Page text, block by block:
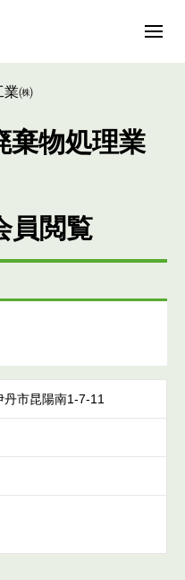
業㈱
棄物処理業
員閲覧
市昆陽南1-7-11